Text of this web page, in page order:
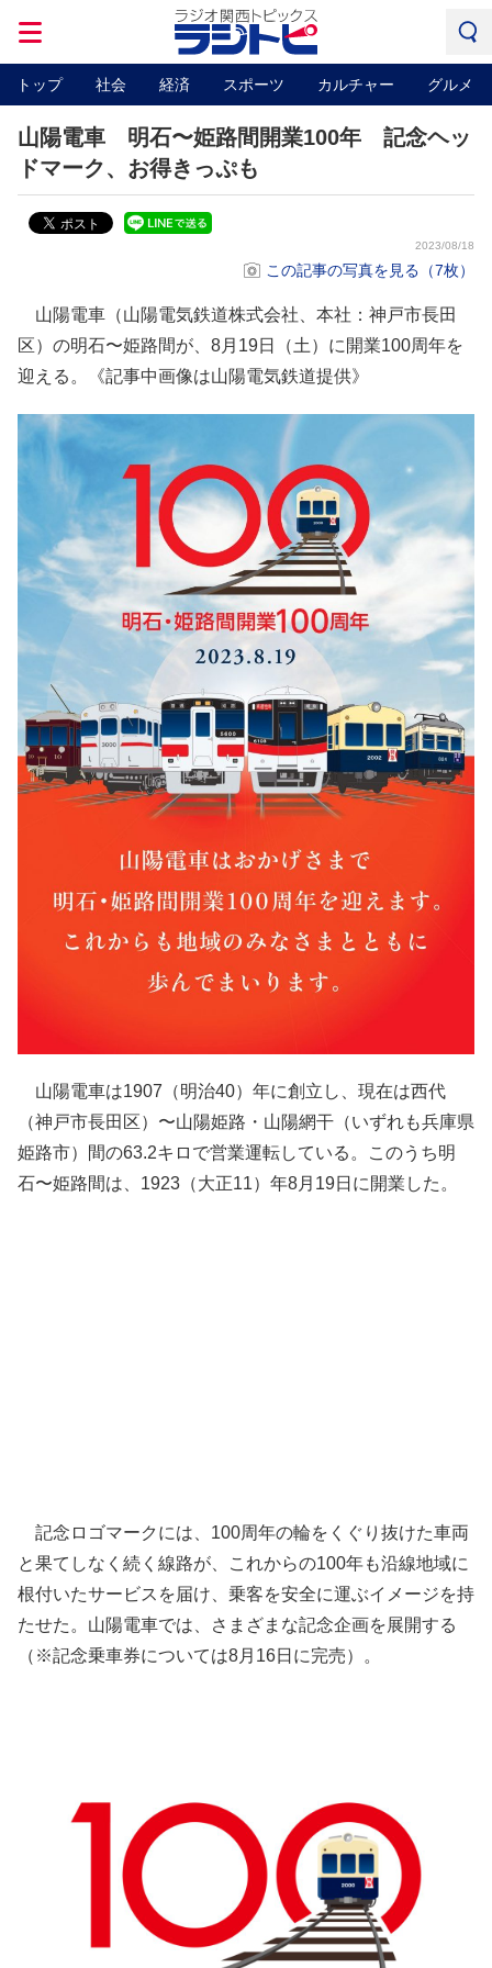
トップ 社会 経済 スポーツ カルチャー グルメ
山陽電車 明石〜姫路間開業100年 記念ヘッ
ドマーク、お得きっぷも
2023/08/18
この記事の写真を見る（7枚）
山陽電車（山陽電気鉄道株式会社、本社：神戸市長田
区）の明石〜姫路間が、8月19日（土）に開業100周年を
迎える。《記事中画像は山陽電気鉄道提供》
山陽電車は1907（明治40）年に創立し、現在は西代
（神戸市長田区）〜山陽姫路・山陽網干（いずれも兵庫県
姫路市）間の63.2キロで営業運転している。このうち明
石〜姫路間は、1923（大正11）年8月19日に開業した。
記念ロゴマークには、100周年の輪をくぐり抜けた車両
と果てしなく続く線路が、これからの100年も沿線地域に
根付いたサービスを届け、乗客を安全に運ぶイメージを持
たせた。山陽電車では、さまざまな記念企画を展開する
（※記念乗車券については8月16日に完売）。